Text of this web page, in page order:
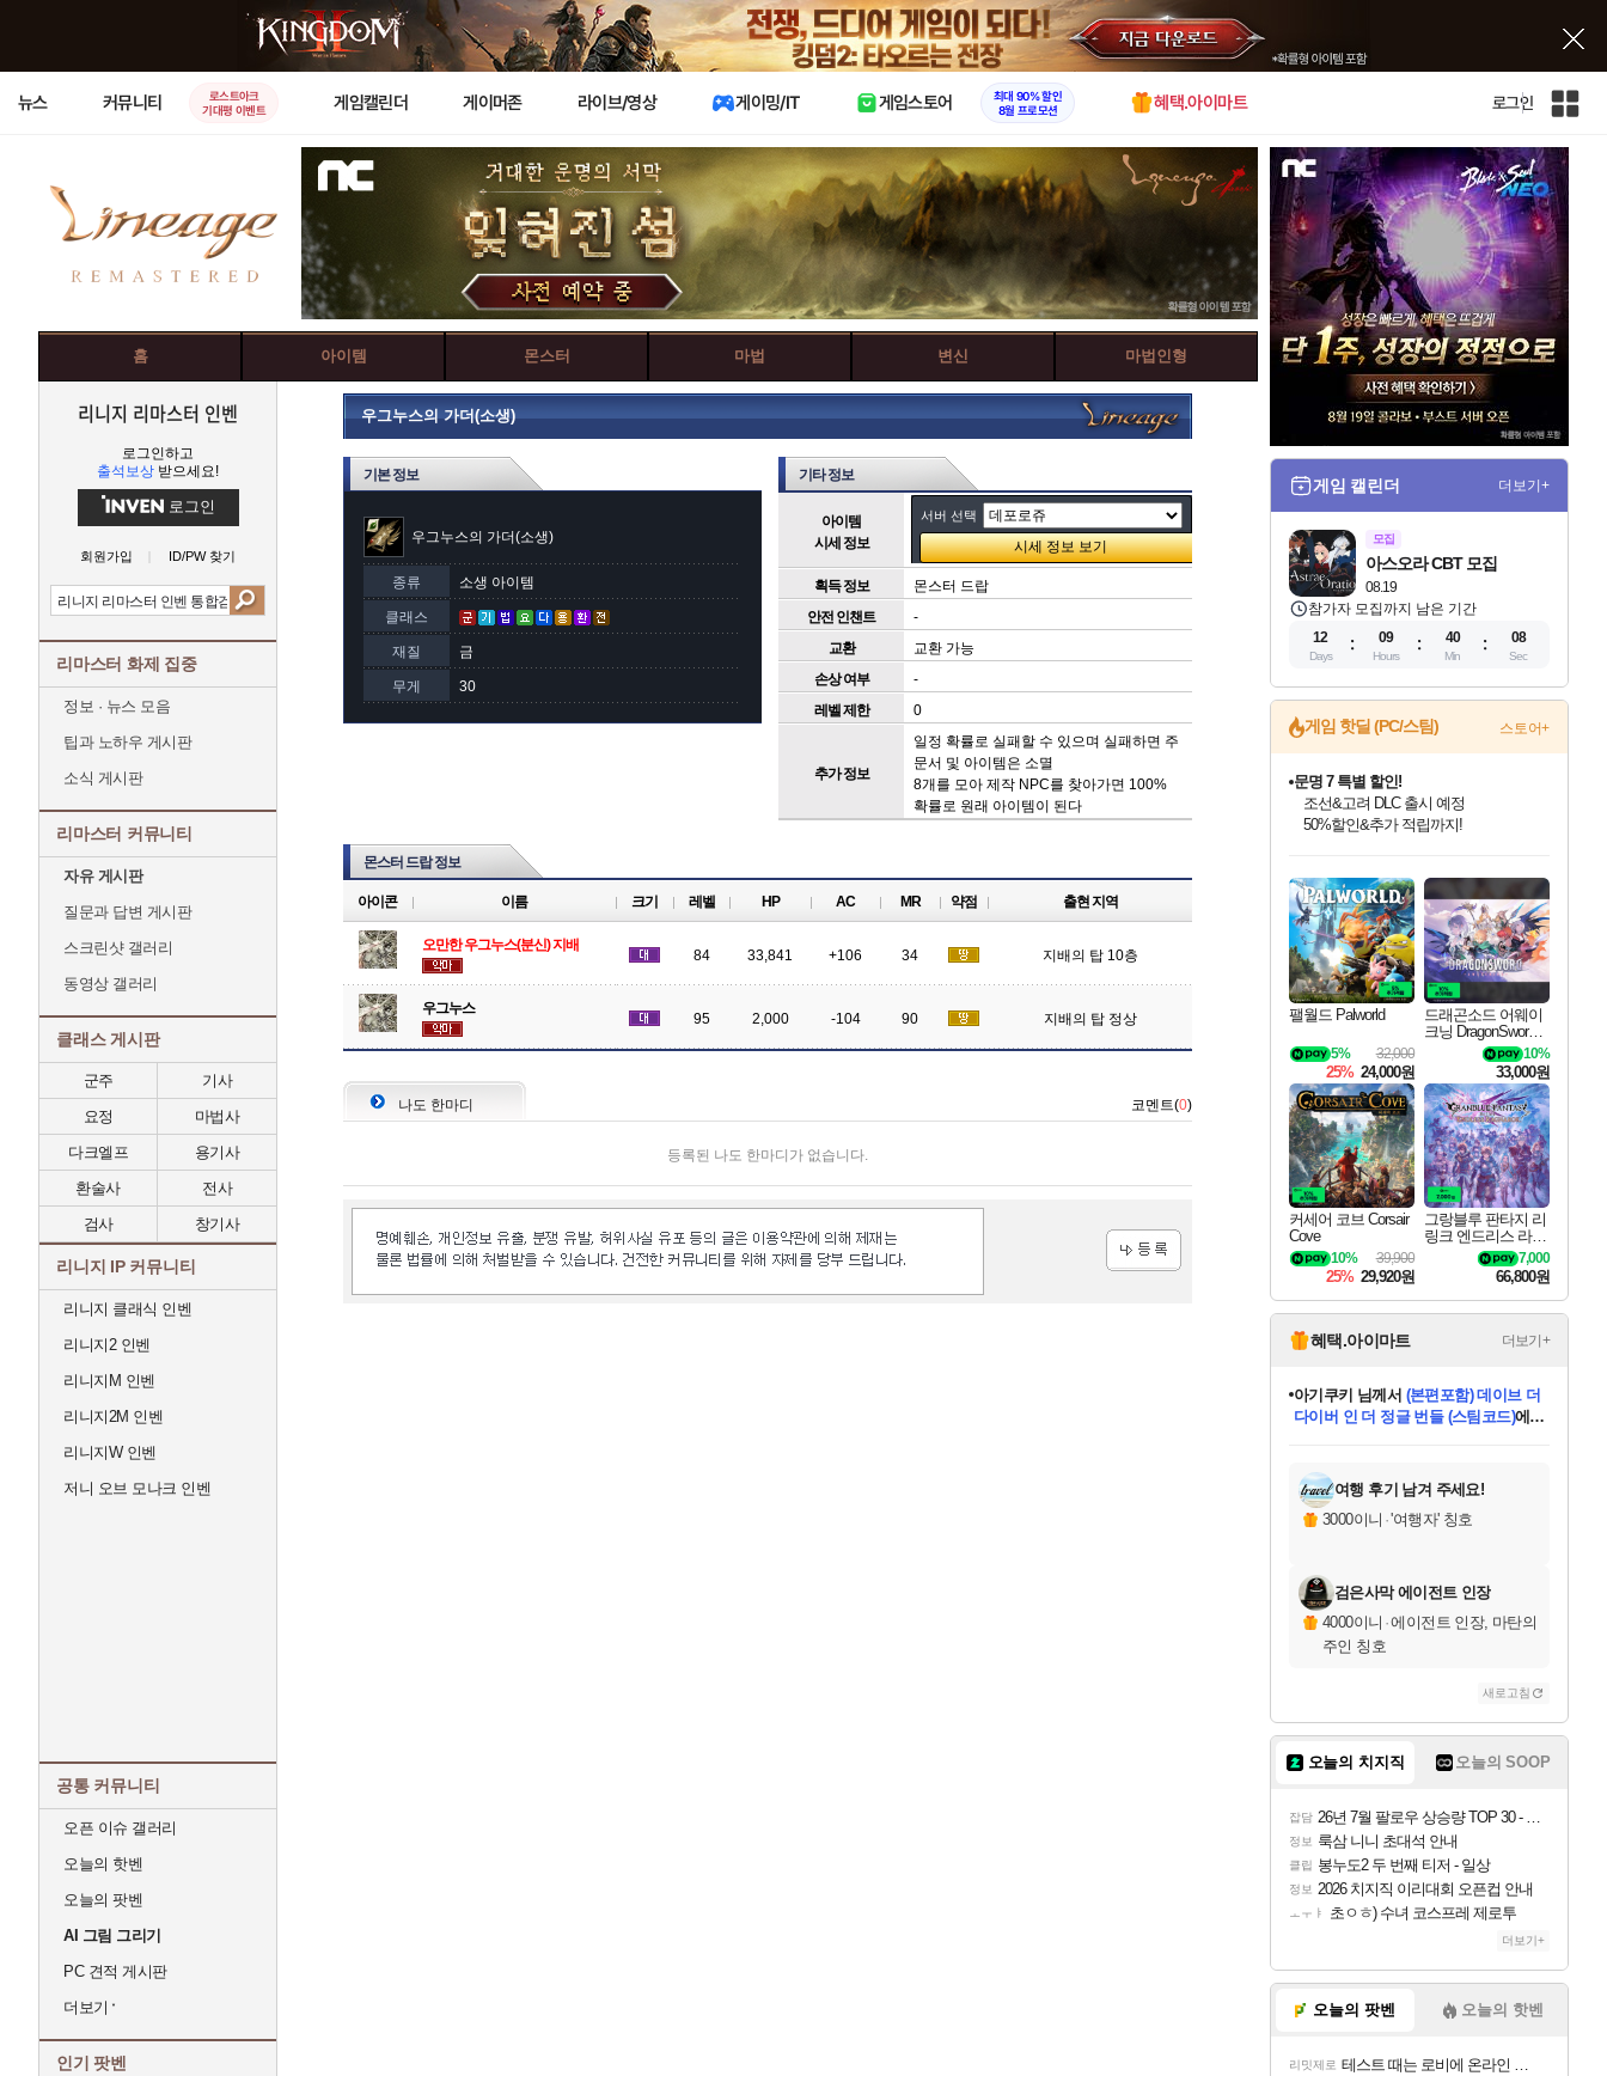
X
뉴스 커뮤니티
로스트아크
기대평 이벤트
게임캘린더 게이머존 라이브/영상 게이밍/IT 게임스토어
최대 90% 할인
8월 프로모션
혜택.아이마트 로그인
인
전
체
사
홈 아이템 몬스터 마법 변신 마법인형
리니지 리마스터 인벤
로그인하고
출석보상 받으세요!
로그인
회원가입 ID/PW 찾기
리마스터 화제 집중
정보 · 뉴스 모음
팁과 노하우 게시판
소식 게시판
리마스터 커뮤니티
자유 게시판
질문과 답변 게시판
스크린샷 갤러리
동영상 갤러리
클래스 게시판
군주
기사
요정
마법사
다크엘프
용기사
환술사
전사
검사
창기사
리니지 IP 커뮤니티
리니지 클래식 인벤
리니지2 인벤
리니지M 인벤
리니지2M 인벤
리니지W 인벤
저니 오브 모나크 인벤
공통 커뮤니티
오픈 이슈 갤러리
오늘의 핫벤
오늘의 팟벤
AI 그림 그리기
PC 견적 게시판
더보기
인기 팟벤
우그누스의 가더(소생)
기본 정보
우그누스의 가더(소생)
종류 소생 아이템
클래스
재질 금
무게 30
기타 정보
아이템
시세 정보
서버 선택
획득 정보
몬스터 드랍
안전 인챈트
-
교환
교환 가능
손상 여부
-
레벨 제한
0
추가 정보
일정 확률로 실패할 수 있으며 실패하면 주
문서 및 아이템은 소멸
8개를 모아 제작 NPC를 찾아가면 100%
확률로 원래 아이템이 된다
몬스터 드랍 정보
아이콘 이름 크기 레벨 HP AC MR 약점 출현 지역
오만한 우그누스(분신) 지배
84 33,841 +106 34 지배의 탑 10층
우그누스
95 2,000 -104 90 지배의 탑 정상
나도 한마디 코멘트(0)
등록된 나도 한마디가 없습니다.
게임 캘린더 더보기+
모집
08.19
아스오라 CBT 모집
참가자 모집까지 남은 기간
12
Days
09
Hours
40
Min
08
Sec
게임 핫딜 (PC/스팀) 스토어+
최대 90% 할인가를 만나보세요!
네이버혜택과 함께 만나보세요!
50%할인&추가 적립까지!
귀무자: 검의 길 예약 판매 중!
10% 할인과
네이버 혜택가와 함께 예약하세요!
할인&네이버혜택으로 만나보세요!
네이버페이 혜택과 만나보세요!
40주년 프로모션으로 만나보세요!
네이버 포인트 혜택까지!
할인가에 만나보세요!
일부 에디션 상시 할인!
혜택으로 예약 판매 중
편안하게 충전하세요
팰월드 Palworld
32,000
5%
25% 24,000원
드래곤소드 어웨이
크닝 DragonSword A
10%
33,000원
커세어 코브 Corsair
Cove
39,900
10%
25% 29,920원
그랑블루 판타지 리
링크 엔드리스 라그
나로크 Granblue Fa
ntasy Relink Endless
7,000
66,800원
혜택.아이마트 더보기+
당첨되셨습니다.
당첨되셨습니다.
eksxo님께서 디스코 엘리시움 최종판
(스팀코드) 에 당첨되셨습니다.
당첨되셨습니다.
당첨되셨습니다.
에디션 (스팀코드) 를 교환.
당첨되셨습니다.
당첨되셨습니다.
당첨되셨습니다.
당첨되셨습니다.
여행 후기 남겨 주세요!
3000이니 ·'여행자' 칭호
검은사막 에이전트 인장
4000이니 ·에이전트 인장, 마탄의
주인 칭호
새로고침
오늘의 치지직 오늘의 SOOP
잡담 26년 7월 팔로우 상승량 TOP 30 - 월간 치지직
정보 룩삼 니니 초대석 안내
클립 봉누도2 두 번째 티저 - 일상
정보 2026 치지직 이리대회 오픈컵 안내
ㅗㅜㅑ 초ㅇㅎ) 수녀 코스프레 제로투
더보기+
오늘의 팟벤 오늘의 핫벤
리밋제로 테스트 때는 로비에 온라인 기능이 있는데